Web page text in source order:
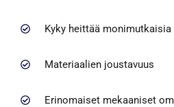
Kyky heittää
Materiaalien joustavuus
Erinomaiset mekaaniset